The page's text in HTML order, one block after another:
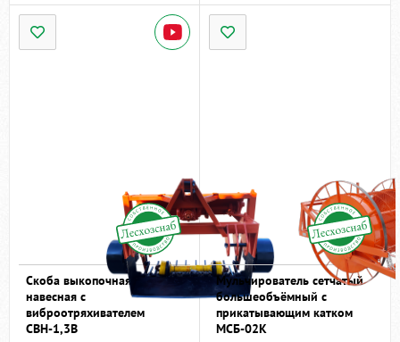
Скоба выкопочная
навесная с
виброотряхивателем
СВН-1,3В
Мульчирователь сетчатый
большеобъёмный с
прикатывающим катком
МСБ-02К